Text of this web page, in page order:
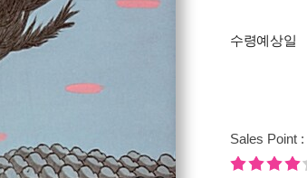
수령예상일
Sales Point :